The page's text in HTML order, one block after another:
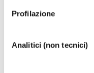
social. Il consenso è
qualsiasi momento.
sinistra dello
Profilazione
Analitici (non tecnici)